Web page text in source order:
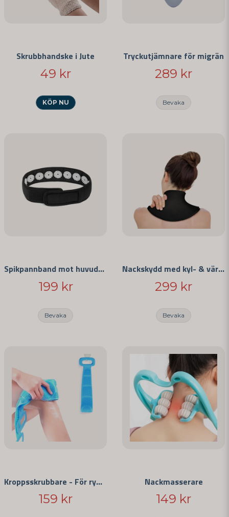
Skrubbhandske i Jute
49 kr
KÖP NU
Tryckutjämnare för migrän
289 kr
Bevaka
Spikpannband mot huvudvärk
199 kr
Bevaka
Nackskydd med kyl- & värmeterapi
299 kr
Bevaka
Kroppsskrubbare - För rygg och ben
159 kr
Nackmasserare
149 kr